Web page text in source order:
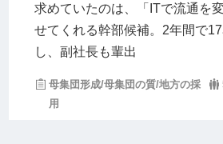
求めていたのは、「ITで流通を
せてくれる幹部候補。2年間で
し、副社長も輩出
母集団形成/母集団の質/地方の採
用